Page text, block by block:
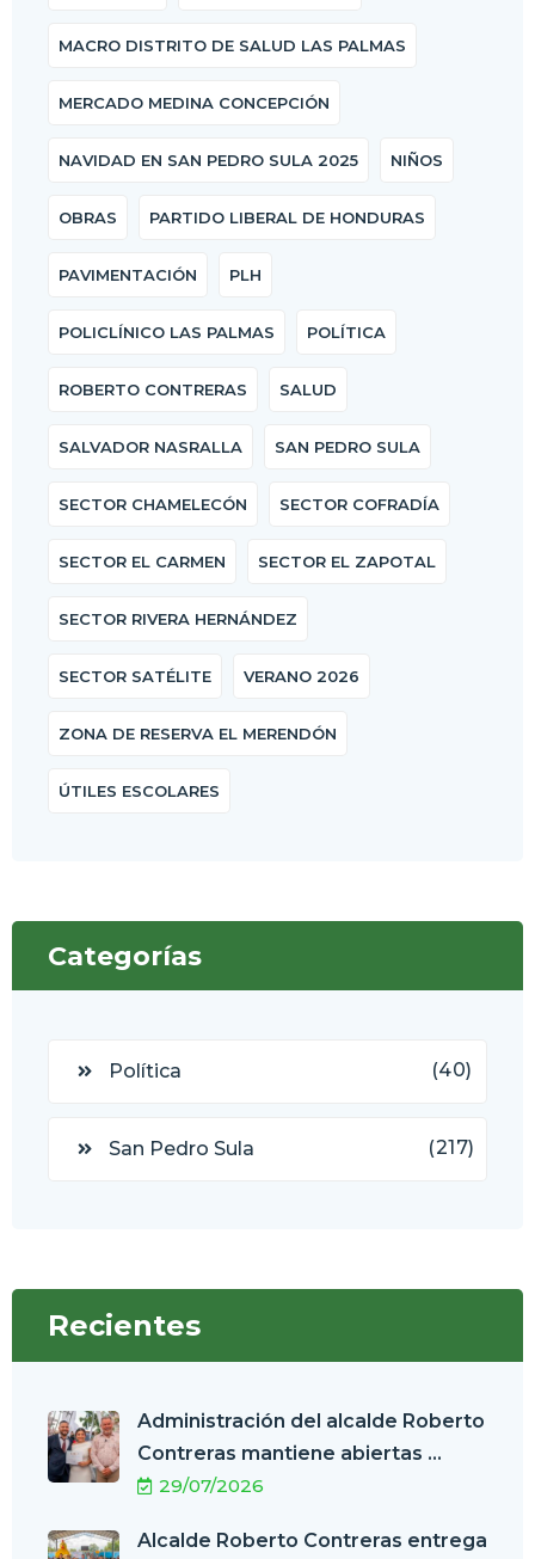
MACRO DISTRITO DE SALUD LAS PALMAS
MERCADO MEDINA CONCEPCIÓN
NAVIDAD EN SAN PEDRO SULA 2025 NIÑOS
OBRAS PARTIDO LIBERAL DE HONDURAS
PAVIMENTACIÓN PLH
POLICLÍNICO LAS PALMAS POLÍTICA
ROBERTO CONTRERAS SALUD
SALVADOR NASRALLA SAN PEDRO SULA
SECTOR CHAMELECÓN SECTOR COFRADÍA
SECTOR EL CARMEN SECTOR EL ZAPOTAL
SECTOR RIVERA HERNÁNDEZ
SECTOR SATÉLITE VERANO 2026
ZONA DE RESERVA EL MERENDÓN
ÚTILES ESCOLARES
Categorías
Política (40)
San Pedro Sula (217)
Recientes
Administración del alcalde Roberto
Contreras mantiene abiertas ...
29/07/2026
Alcalde Roberto Contreras entrega